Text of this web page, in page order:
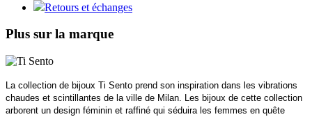
Retours et échanges
Plus sur la marque
La collection de bijoux Ti Sento prend son inspiration dans les vibrations
chaudes et scintillantes de la ville de Milan. Les bijoux de cette collection
arborent un design féminin et raffiné qui séduira les femmes en quête